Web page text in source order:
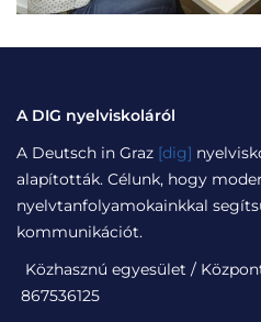
A DIG nyelviskoláról
A Deutsch in Graz [dig]
alapították. Célunk, hogy
nyelvtanfolyamokainkkal
kommunikációt.
Közhasznú egyesület /
867536125